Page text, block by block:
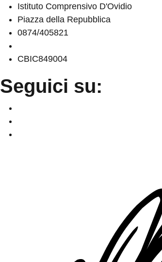
Istituto Comprensivo D'Ovidio
Piazza della Repubblica
0874/405821
CBIC849004
Seguici su: